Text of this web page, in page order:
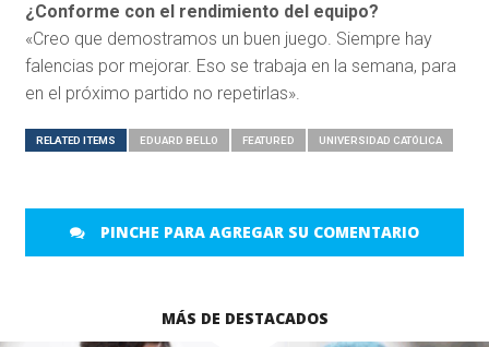
¿Conforme con el rendimiento del equipo?
«Creo que demostramos un buen juego. Siempre hay
falencias por mejorar. Eso se trabaja en la semana, para
en el próximo partido no repetirlas».
RELATED ITEMS EDUARD BELLO FEATURED UNIVERSIDAD CATÓLICA
PINCHE PARA AGREGAR SU COMENTARIO
MÁS DE DESTACADOS